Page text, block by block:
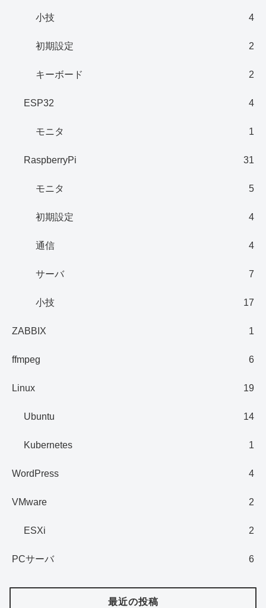
小技 4
初期設定 2
キーボード 2
ESP32 4
モニタ 1
RaspberryPi 31
モニタ 5
初期設定 4
通信 4
サーバ 7
小技 17
ZABBIX 1
ffmpeg 6
Linux 19
Ubuntu 14
Kubernetes 1
WordPress 4
VMware 2
ESXi 2
PCサーバ 6
最近の投稿